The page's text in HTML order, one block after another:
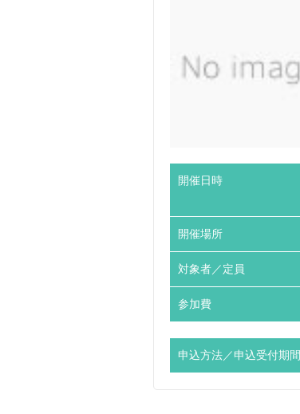
開催日時
開催場所
対象者／定員
参加費
申込方法／申込受付期間